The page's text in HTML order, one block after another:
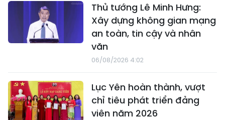
Thủ tướng Lê Minh Hưng:
Xây dựng không gian mạng
an toàn, tin cậy và nhân
văn
06/08/2026 4:02
Lục Yên hoàn thành, vượt
chỉ tiêu phát triển đảng
viên năm 2026